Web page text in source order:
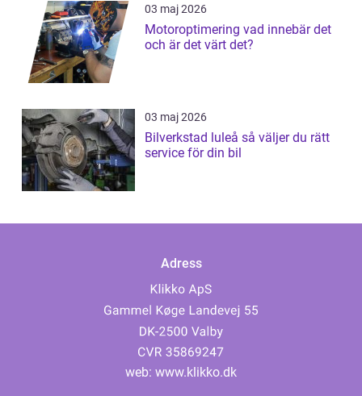
03 maj 2026
Motoroptimering vad innebär det
och är det värt det?
03 maj 2026
Bilverkstad luleå så väljer du rätt
service för din bil
Adress
web: www.klikko.dk